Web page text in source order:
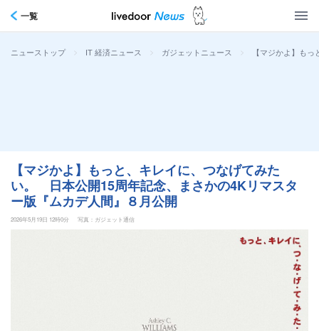
一覧
ニューストップ > IT 経済ニュース > ガジェットニュース > 【マジかよ】も
【マジかよ】もっと、キレイに、つなげてみた
い。 日本公開15周年記念、まさかの4Kリマスタ
ー版『ムカデ人間』８月公開
2026年5月19日 12時0分 写真：ガジェット通信